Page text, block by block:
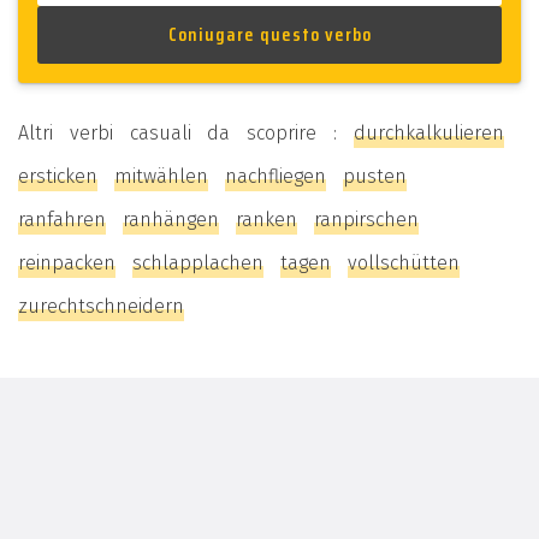
Altri verbi casuali da scoprire : durchkalkulieren
ersticken
mitwählen nachfliegen
pusten
ranfahren
ranhängen ranken
ranpirschen
reinpacken
schlapplachen tagen
vollschütten
zurechtschneidern